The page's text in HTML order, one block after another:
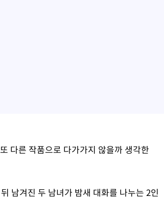
다른 작품으로 다가가지 않을까 생각한
남겨진 두 남녀가 밤새 대화를 나누는 2인